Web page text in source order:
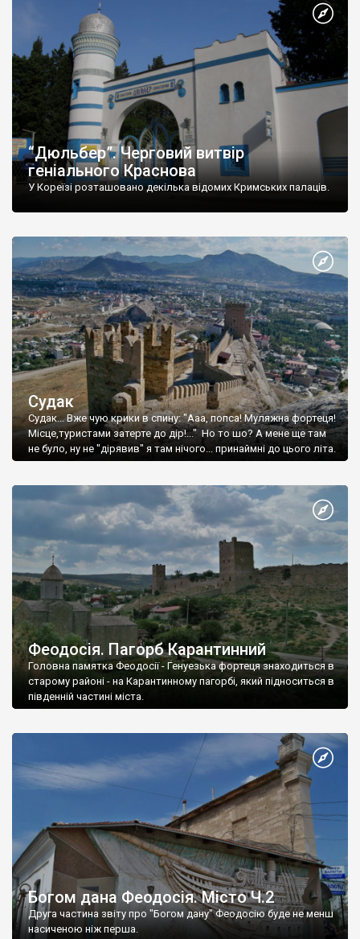
“Дюльбер”. Черговий витвір
геніального Краснова
У Кореїзі розташовано декілька відомих Кримських палаців.
Судак
Судак... Вже чую крики в спину: "Ааа, попса! Муляжна фортеця!
Місце,туристами затерте до дір!..." Но то шо? А мене ще там
не було, ну не "дірявив" я там нічого... принаймні до цього літа.
Феодосія. Пагорб Карантинний
Головна памятка Феодосії - Генуезька фортеця знаходиться в
старому районі - на Карантинному пагорбі, який підноситься в
південній частині міста.
Богом дана Феодосія. Місто Ч.2
Друга частина звіту про "Богом дану" Феодосію буде не менш
насиченою ніж перша.